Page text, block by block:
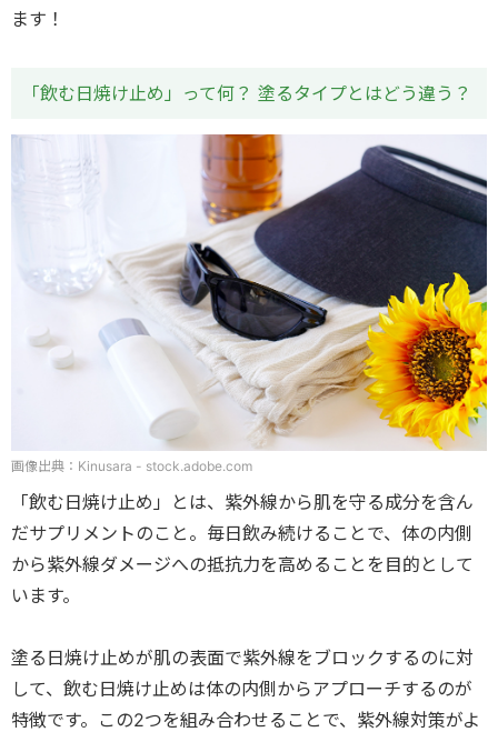
ます！
「飲む日焼け止め」って何？ 塗るタイプとはどう違う？
画像出典：Kinusara - stock.adobe.com
「飲む日焼け止め」とは、紫外線から肌を守る成分を含ん
だサプリメントのこと。毎日飲み続けることで、体の内側
から紫外線ダメージへの抵抗力を高めることを目的として
います。
塗る日焼け止めが肌の表面で紫外線をブロックするのに対
して、飲む日焼け止めは体の内側からアプローチするのが
特徴です。この2つを組み合わせることで、紫外線対策がよ